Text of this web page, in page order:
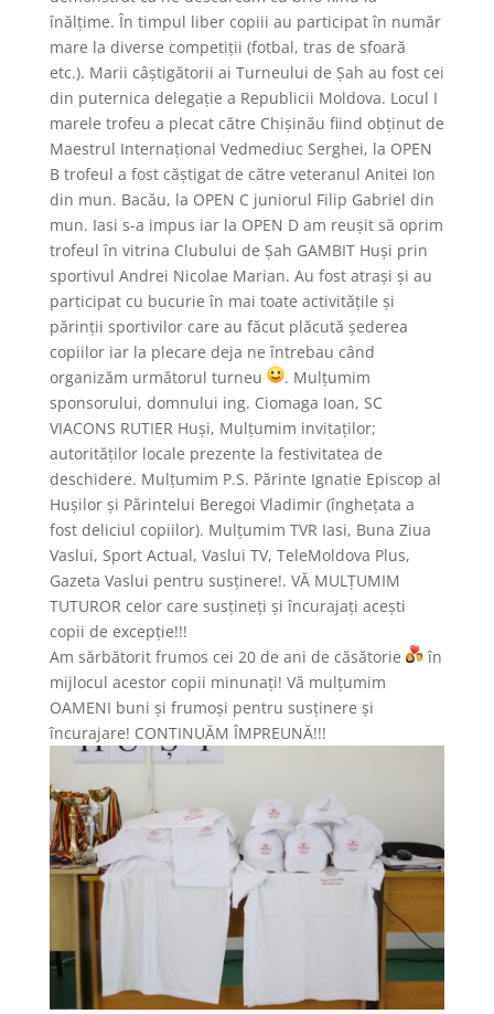
înălțime. În timpul liber copiii au participat în număr
mare la diverse competiții (fotbal, tras de sfoară
etc.). Marii câștigătorii ai Turneului de Șah au fost cei
din puternica delegație a Republicii Moldova. Locul I
marele trofeu a plecat către Chișinău fiind obținut de
Maestrul Internațional Vedmediuc Serghei, la OPEN
B trofeul a fost căștigat de către veteranul Anitei Ion
din mun. Bacău, la OPEN C juniorul Filip Gabriel din
mun. Iasi s-a impus iar la OPEN D am reușit să oprim
trofeul în vitrina Clubului de Șah GAMBIT Huși prin
sportivul Andrei Nicolae Marian. Au fost atrași și au
participat cu bucurie în mai toate activitățile și
părinții sportivilor care au făcut plăcută șederea
copiilor iar la plecare deja ne întrebau când
organizăm următorul turneu
. Mulțumim
sponsorului, domnului ing. Ciomaga Ioan, SC
VIACONS RUTIER Huși, Mulțumim invitaților;
autorităților locale prezente la festivitatea de
deschidere. Mulțumim P.S. Părinte Ignatie Episcop al
Hușilor și Părintelui Beregoi Vladimir (înghețata a
fost deliciul copiilor). Mulțumim TVR Iasi, Buna Ziua
Vaslui, Sport Actual, Vaslui TV, TeleMoldova Plus,
Gazeta Vaslui pentru susținere!. VĂ MULȚUMIM
TUTUROR celor care susțineți și încurajați acești
copii de excepție!!!
Am sărbătorit frumos cei 20 de ani de căsătorie
în
mijlocul acestor copii minunați! Vă mulțumim
OAMENI buni și frumoși pentru susținere și
încurajare! CONTINUĂM ÎMPREUNĂ!!!